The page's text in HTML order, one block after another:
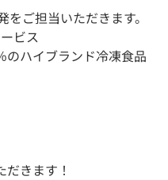
ご担当いただきます。
ビス
ハイブランド冷凍食品
きます！